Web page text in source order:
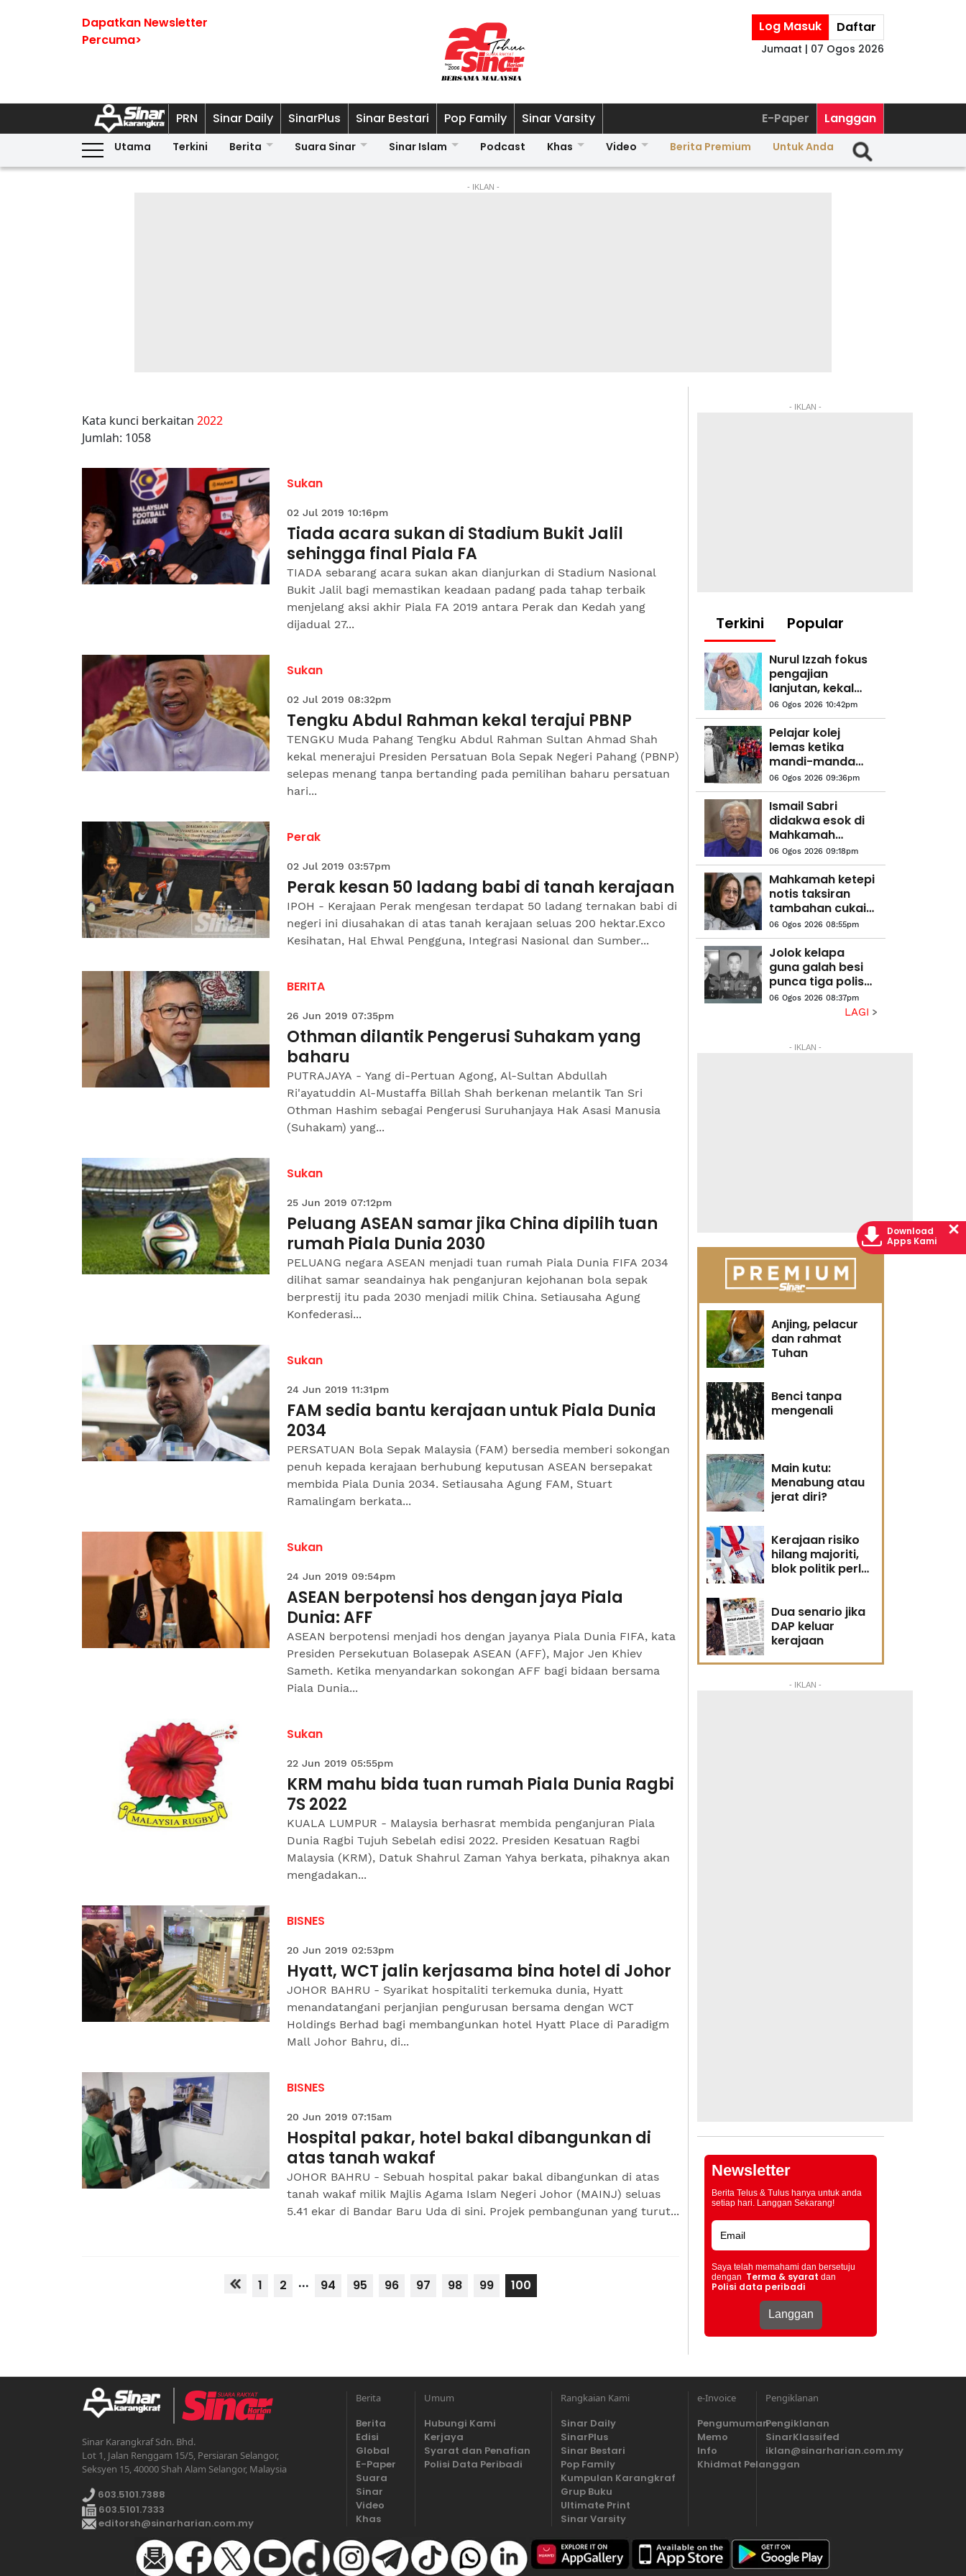
Dapatkan Newsletter
Percuma>
Log Masuk Daftar
Jumaat | 07 Ogos 2026
PRN Sinar Daily SinarPlus Sinar Bestari Pop Family Sinar Varsity E-Paper Langgan
Utama Terkini Berita Suara Sinar Sinar Islam Podcast Khas Video Berita Premium Untuk Anda
- IKLAN -
Kata kunci berkaitan 2022
Jumlah: 1058
Sukan
02 Jul 2019 10:16pm
Tiada acara sukan di Stadium Bukit Jalil
sehingga final Piala FA
TIADA sebarang acara sukan akan dianjurkan di Stadium Nasional
Bukit Jalil bagi memastikan keadaan padang pada tahap terbaik
menjelang aksi akhir Piala FA 2019 antara Perak dan Kedah yang
dijadual 27...
Sukan
02 Jul 2019 08:32pm
Tengku Abdul Rahman kekal terajui PBNP
TENGKU Muda Pahang Tengku Abdul Rahman Sultan Ahmad Shah
kekal menerajui Presiden Persatuan Bola Sepak Negeri Pahang (PBNP)
selepas menang tanpa bertanding pada pemilihan baharu persatuan
hari...
Perak
02 Jul 2019 03:57pm
Perak kesan 50 ladang babi di tanah kerajaan
IPOH - Kerajaan Perak mengesan terdapat 50 ladang ternakan babi di
negeri ini diusahakan di atas tanah kerajaan seluas 200 hektar.Exco
Kesihatan, Hal Ehwal Pengguna, Integrasi Nasional dan Sumber...
BERITA
26 Jun 2019 07:35pm
Othman dilantik Pengerusi Suhakam yang
baharu
PUTRAJAYA - Yang di-Pertuan Agong, Al-Sultan Abdullah
Ri'ayatuddin Al-Mustaffa Billah Shah berkenan melantik Tan Sri
Othman Hashim sebagai Pengerusi Suruhanjaya Hak Asasi Manusia
(Suhakam) yang...
Sukan
25 Jun 2019 07:12pm
Peluang ASEAN samar jika China dipilih tuan
rumah Piala Dunia 2030
PELUANG negara ASEAN menjadi tuan rumah Piala Dunia FIFA 2034
dilihat samar seandainya hak penganjuran kejohanan bola sepak
berprestij itu pada 2030 menjadi milik China. Setiausaha Agung
Konfederasi...
Sukan
24 Jun 2019 11:31pm
FAM sedia bantu kerajaan untuk Piala Dunia
2034
PERSATUAN Bola Sepak Malaysia (FAM) bersedia memberi sokongan
penuh kepada kerajaan berhubung keputusan ASEAN bersepakat
membida Piala Dunia 2034. Setiausaha Agung FAM, Stuart
Ramalingam berkata...
Sukan
24 Jun 2019 09:54pm
ASEAN berpotensi hos dengan jaya Piala
Dunia: AFF
ASEAN berpotensi menjadi hos dengan jayanya Piala Dunia FIFA, kata
Presiden Persekutuan Bolasepak ASEAN (AFF), Major Jen Khiev
Sameth. Ketika menyandarkan sokongan AFF bagi bidaan bersama
Piala Dunia...
Sukan
22 Jun 2019 05:55pm
KRM mahu bida tuan rumah Piala Dunia Ragbi
7S 2022
KUALA LUMPUR - Malaysia berhasrat membida penganjuran Piala
Dunia Ragbi Tujuh Sebelah edisi 2022. Presiden Kesatuan Ragbi
Malaysia (KRM), Datuk Shahrul Zaman Yahya berkata, pihaknya akan
mengadakan...
BISNES
20 Jun 2019 02:53pm
Hyatt, WCT jalin kerjasama bina hotel di Johor
JOHOR BAHRU - Syarikat hospitaliti terkemuka dunia, Hyatt
menandatangani perjanjian pengurusan bersama dengan WCT
Holdings Berhad bagi membangunkan hotel Hyatt Place di Paradigm
Mall Johor Bahru, di...
BISNES
20 Jun 2019 07:15am
Hospital pakar, hotel bakal dibangunkan di
atas tanah wakaf
JOHOR BAHRU - Sebuah hospital pakar bakal dibangunkan di atas
tanah wakaf milik Majlis Agama Islam Negeri Johor (MAINJ) seluas
5.41 ekar di Bandar Baru Uda di sini. Projek pembangunan yang turut...
1 2 ... 94 95 96 97 98 99 100
- IKLAN -
Terkini Popular
Nurul Izzah fokus
pengajian
lanjutan, kekal
sebagai anggota
PKR
06 Ogos 2026 10:42pm
Pelajar kolej
lemas ketika
mandi-manda
bersama
sembilan rakan
06 Ogos 2026 09:36pm
Ismail Sabri
didakwa esok di
Mahkamah
Sesyen Kuala
Lumpur
06 Ogos 2026 09:18pm
Mahkamah ketepi
notis taksiran
tambahan cukai
RM313.8 juta
terhadap Na'imah
06 Ogos 2026 08:55pm
Jolok kelapa
guna galah besi
punca tiga polis
maut terkena
renjatan elektrik
06 Ogos 2026 08:37pm
LAGI
- IKLAN -
Anjing, pelacur
dan rahmat
Tuhan
Benci tanpa
mengenali
Main kutu:
Menabung atau
jerat diri?
Kerajaan risiko
hilang majoriti,
blok politik perlu
Dua senario jika
DAP keluar
kerajaan
- IKLAN -
Newsletter
Berita Telus & Tulus hanya untuk anda
setiap hari. Langgan Sekarang!
Saya telah memahami dan bersetuju
dengan Terma & syarat dan
Polisi data peribadi
Sinar Karangkraf Sdn. Bhd.
Lot 1, Jalan Renggam 15/5, Persiaran Selangor,
Seksyen 15, 40000 Shah Alam Selangor, Malaysia
603.5101.7388
603.5101.7333
editorsh@sinarharian.com.my
Berita
Berita
Edisi
Global
E-Paper
Suara
Sinar
Video
Khas
Umum
Hubungi Kami
Kerjaya
Syarat dan Penafian
Polisi Data Peribadi
Rangkaian Kami
Sinar Daily
SinarPlus
Sinar Bestari
Pop Family
Kumpulan Karangkraf
Grup Buku
Ultimate Print
Sinar Varsity
e-Invoice
Pengumuman
Memo
Info
Khidmat Pelanggan
Pengiklanan
Pengiklanan
SinarKlassifed
iklan@sinarharian.com.my
Download
Apps Kami